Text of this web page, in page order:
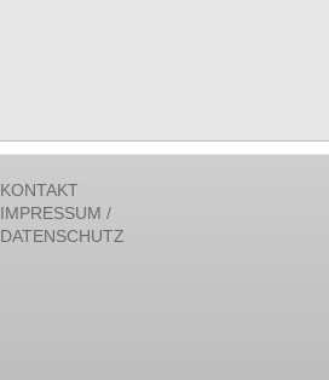
KONTAKT
IMPRESSUM /
DATENSCHUTZ